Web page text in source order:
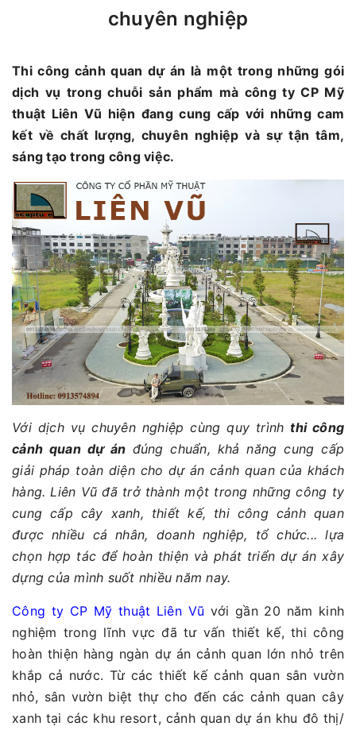
chuyên nghiệp
Thi công cảnh quan dự án là một trong những gói
dịch vụ trong chuỗi sản phẩm mà công ty CP Mỹ
thuật Liên Vũ hiện đang cung cấp với những cam
kết về chất lượng, chuyên nghiệp và sự tận tâm,
sáng tạo trong công việc.
Với dịch vụ chuyên nghiệp cùng quy trìnhthi công
cảnh quan dự án đúng chuẩn, khả năng cung cấp
giải pháp toàn diện cho dự án cảnh quan của khách
hàng. Liên Vũ đã trở thành một trong những công ty
cung cấp cây xanh, thiết kế, thi công cảnh quan
được nhiều cá nhân, doanh nghiệp, tổ chức... lựa
chọn hợp tác để hoàn thiện và phát triển dự án xây
dựng của mình suốt nhiều năm nay.
Công ty CP Mỹ thuật Liên Vũ với gần 20 năm kinh
nghiệm trong lĩnh vực đã tư vấn thiết kế, thi công
hoàn thiện hàng ngàn dự án cảnh quan lớn nhỏ trên
khắp cả nước. Từ các thiết kế cảnh quan sân vườn
nhỏ, sân vườn biệt thự cho đến các cảnh quan cây
xanh tại các khu resort, cảnh quan dự án khu đô thị/